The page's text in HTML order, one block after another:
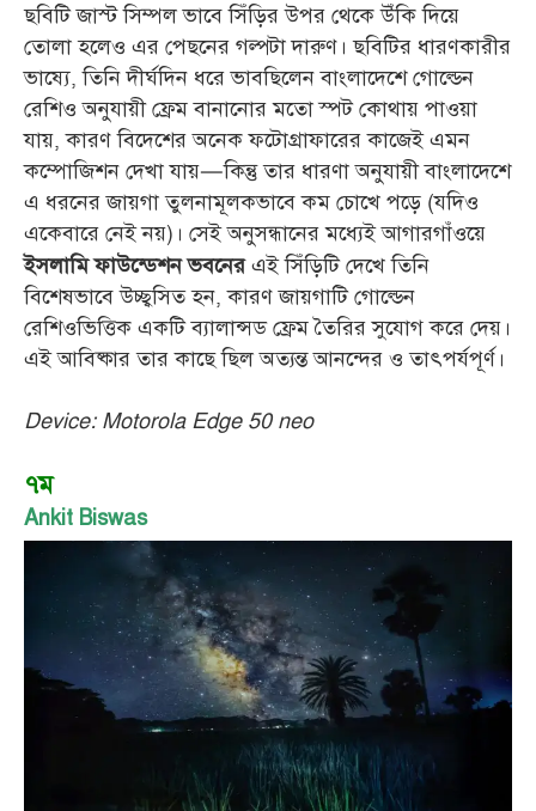
ছবিটি জাস্ট সিম্পল ভাবে সিঁড়ির উপর থেকে উঁকি দিয়ে
তোলা হলেও এর পেছনের গল্পটা দারুণ। ছবিটির ধারণকারীর
ভাষ্যে, তিনি দীর্ঘদিন ধরে ভাবছিলেন বাংলাদেশে গোল্ডেন
রেশিও অনুযায়ী ফ্রেম বানানোর মতো স্পট কোথায় পাওয়া
যায়, কারণ বিদেশের অনেক ফটোগ্রাফারের কাজেই এমন
কম্পোজিশন দেখা যায়—কিন্তু তার ধারণা অনুযায়ী বাংলাদেশে
এ ধরনের জায়গা তুলনামূলকভাবে কম চোখে পড়ে (যদিও
একেবারে নেই নয়)। সেই অনুসন্ধানের মধ্যেই আগারগাঁওয়ে
ইসলামি ফাউন্ডেশন ভবনেরএই সিঁড়িটি দেখে তিনি
বিশেষভাবে উচ্ছ্বসিত হন, কারণ জায়গাটি গোল্ডেন
রেশিওভিত্তিক একটি ব্যালান্সড ফ্রেম তৈরির সুযোগ করে দেয়।
এই আবিষ্কার তার কাছে ছিল অত্যন্ত আনন্দের ও তাৎপর্যপূর্ণ।
Device: Motorola Edge 50 neo
৭ম
Ankit Biswas